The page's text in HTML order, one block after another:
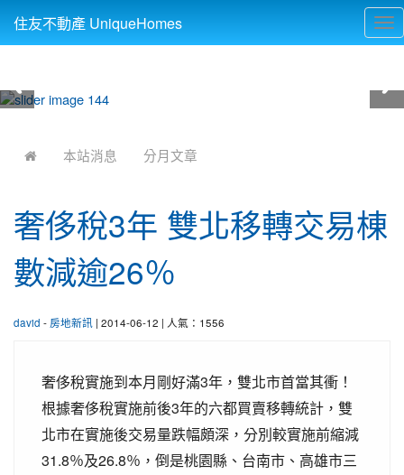
住友不動產 UniqueHomes
本站消息 分月文章
奢侈稅3年 雙北移轉交易棟
數減逾26％
david - 房地新訊 | 2014-06-12 | 人氣：1556
奢侈稅實施到本月剛好滿3年，雙北市首當其衝！
根據奢侈稅實施前後3年的六都買賣移轉統計，雙
北市在實施後交易量跌幅頗深，分別較實施前縮減
31.8％及26.8％，倒是桃園縣、台南市、高雄市三